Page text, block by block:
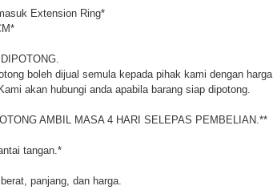
Extension Ring*
boleh dijual semula kepada pihak kami dengan harga
akan hubungi anda apabila barang siap dipotong.
AMBIL MASA 4 HARI SELEPAS PEMBELIAN.**
tangan.*
panjang, dan harga.